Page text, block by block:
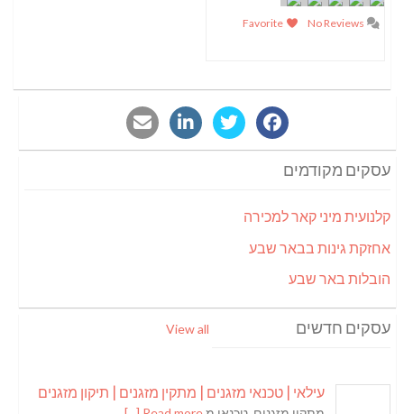
עסקים מקודמים
קלנועית מיני קאר למכירה
אחזקת גינות בבאר שבע
הובלות באר שבע
עסקים חדשים View all
עילאי | טכנאי מזגנים | מתקין מזגנים | תיקון מזגנים